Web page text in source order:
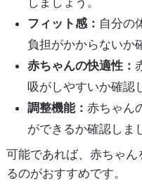
フィット感： 自分の
負担がかからないか
赤ちゃんの快適性：
吸がしやすいか確認
調整機能： 赤ちゃん
ができるか確認しま
可能であれば、赤ちゃ
るのがおすすめです。